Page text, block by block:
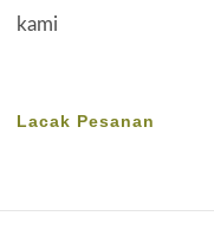
kami
Lacak Pesanan